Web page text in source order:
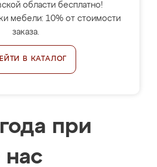
области бесплатно!
мебели: 10% от стоимости
заказа.
В КАТАЛОГ
при
нас